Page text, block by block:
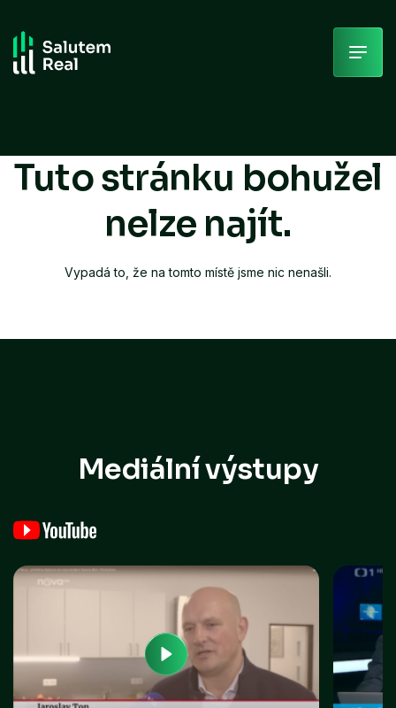
content
Tuto stránku bohužel
nelze najít.
Vypadá to, že na tomto místě jsme nic nenašli.
Mediální výstupy